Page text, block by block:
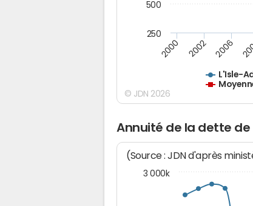
L'Isle-
2000 2002 2006
250
500
© JDN 2026
Annuité de la dette
(Source : JDN d'après
3 000k